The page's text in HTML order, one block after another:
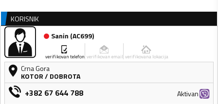
KORISNIK
Sanin (AC699)
verifikovan telefon verifikovan email verifikovana lokacija
Crna Gora
KOTOR/ DOBROTA
+382 67 644 788 Aktivan